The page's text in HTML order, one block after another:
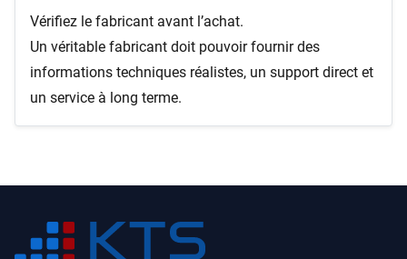
Vérifiez le fabricant avant l’achat.
Un véritable fabricant doit pouvoir fournir des
informations techniques réalistes, un support direct et
un service à long terme.